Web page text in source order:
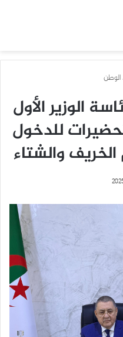
الوطن
الوزير الأول
للدخول
والشتاء